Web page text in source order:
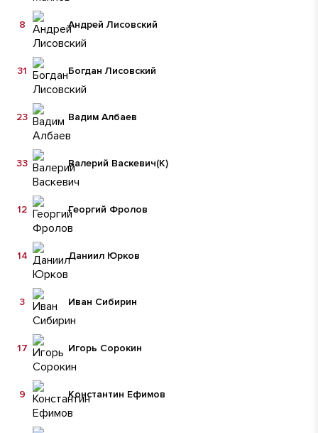
Андрей Лисовский
8
Богдан Лисовский
31
Вадим Албаев
23
Валерий Васкевич(К)
33
Георгий Фролов
12
Даниил Юрков
14
Иван Сибирин
3
Игорь Сорокин
17
Константин Ефимов
9